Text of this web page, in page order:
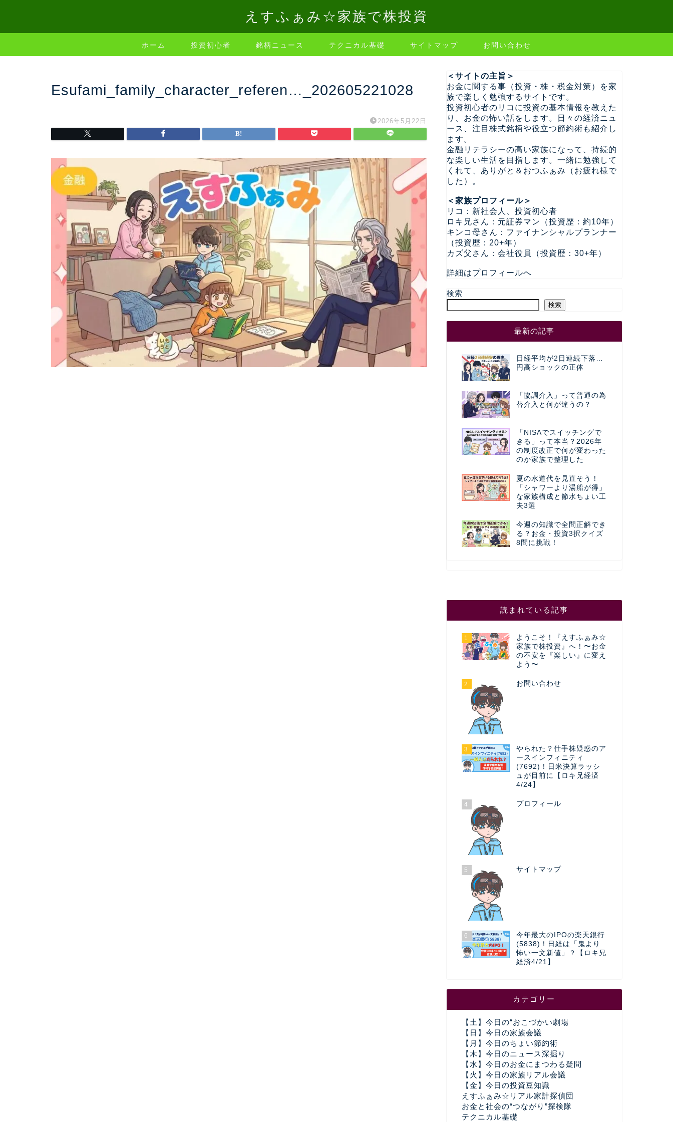
えすふぁみ☆家族で株投資
ホーム 投資初心者 銘柄ニュース テクニカル基礎 サイトマップ お問い合わせ
Esufami_family_character_referen…_202605221028
2026年5月22日
＜サイトの主旨＞
お金に関する事（投資・株・税金対策）を家
族で楽しく勉強するサイトです。
投資初心者のリコに投資の基本情報を教えた
り、お金の怖い話をします。日々の経済ニュ
ース、注目株式銘柄や役立つ節約術も紹介し
ます。
金融リテラシーの高い家族になって、持続的
な楽しい生活を目指します。一緒に勉強して
くれて、ありがと＆おつふぁみ（お疲れ様で
した）。
＜家族プロフィール＞
リコ：新社会人、投資初心者
ロキ兄さん：元証券マン（投資歴：約10年）
キンコ母さん：ファイナンシャルプランナー
（投資歴：20+年）
カズ父さん：会社役員（投資歴：30+年）
詳細はプロフィールへ
検索
検索
最新の記事
日経平均が2日連続下落…
円高ショックの正体
「協調介入」って普通の為
替介入と何が違うの？
「NISAでスイッチングで
きる」って本当？2026年
の制度改正で何が変わった
のか家族で整理した
夏の水道代を見直そう！
「シャワーより湯船が得」
な家族構成と節水ちょい工
夫3選
今週の知識で全問正解でき
る？お金・投資3択クイズ
8問に挑戦！
読まれている記事
1
ようこそ！『えすふぁみ☆
家族で株投資』へ！〜お金
の不安を『楽しい』に変え
よう〜
2 お問い合わせ
3
やられた？仕手株疑惑のア
ースインフィニティ
(7692)！日米決算ラッシ
ュが目前に【ロキ兄経済
4/24】
4 プロフィール
5 サイトマップ
6
今年最大のIPOの楽天銀行
(5838)！日経は「鬼より
怖い一文新値」？【ロキ兄
経済4/21】
カテゴリー
【土】今日の“おこづかい劇場
【日】今日の家族会議
【月】今日のちょい節約術
【木】今日のニュース深掘り
【水】今日のお金にまつわる疑問
【火】今日の家族リアル会議
【金】今日の投資豆知識
えすふぁみ☆リアル家計探偵団
お金と社会の“つながり”探検隊
テクニカル基礎